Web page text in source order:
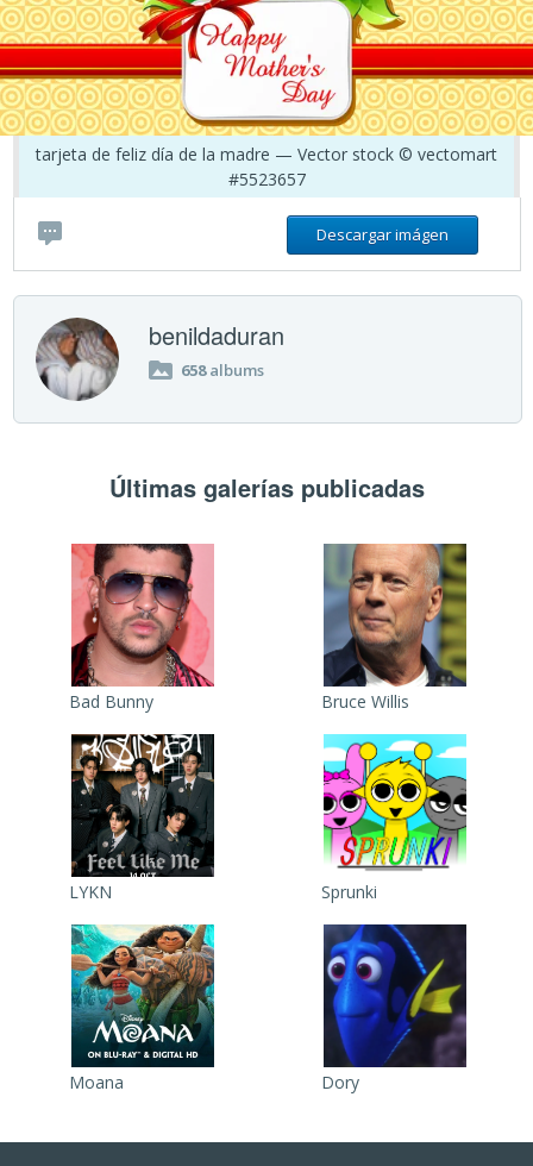
tarjeta de feliz día de la madre — Vector stock © vectomart
#5523657
Descargar imágen
benildaduran
658albums
Últimas galerías publicadas
Bad Bunny Bruce Willis
LYKN Sprunki
Moana Dory